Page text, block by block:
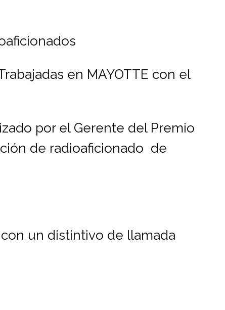
en MAYOTTE con el
por el Gerente del Premio
de radioaficionado de
un distintivo de llamada